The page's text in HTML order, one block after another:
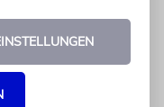
della
bewusst